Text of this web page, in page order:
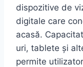
dispozitive de
digitale care
acasă.
uri, tablete și
permite